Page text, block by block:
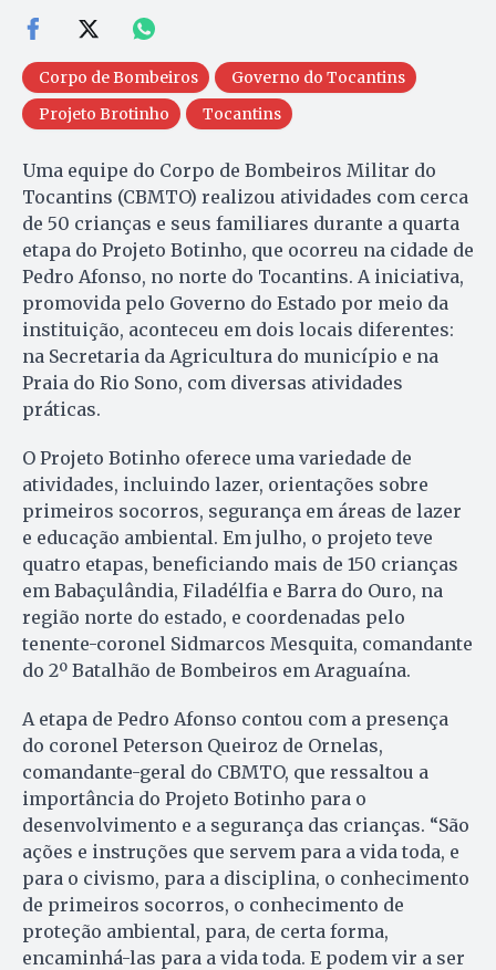
Corpo de Bombeiros
Governo do Tocantins
Projeto Brotinho
Tocantins
Uma equipe do Corpo de Bombeiros Militar do
Tocantins (CBMTO) realizou atividades com cerca
de 50 crianças e seus familiares durante a quarta
etapa do Projeto Botinho, que ocorreu na cidade de
Pedro Afonso, no norte do Tocantins. A iniciativa,
promovida pelo Governo do Estado por meio da
instituição, aconteceu em dois locais diferentes:
na Secretaria da Agricultura do município e na
Praia do Rio Sono, com diversas atividades
práticas.
O Projeto Botinho oferece uma variedade de
atividades, incluindo lazer, orientações sobre
primeiros socorros, segurança em áreas de lazer
e educação ambiental. Em julho, o projeto teve
quatro etapas, beneficiando mais de 150 crianças
em Babaçulândia, Filadélfia e Barra do Ouro, na
região norte do estado, e coordenadas pelo
tenente-coronel Sidmarcos Mesquita, comandante
do 2º Batalhão de Bombeiros em Araguaína.
A etapa de Pedro Afonso contou com a presença
do coronel Peterson Queiroz de Ornelas,
comandante-geral do CBMTO, que ressaltou a
importância do Projeto Botinho para o
desenvolvimento e a segurança das crianças. “São
ações e instruções que servem para a vida toda, e
para o civismo, para a disciplina, o conhecimento
de primeiros socorros, o conhecimento de
proteção ambiental, para, de certa forma,
encaminhá-las para a vida toda. E podem vir a ser